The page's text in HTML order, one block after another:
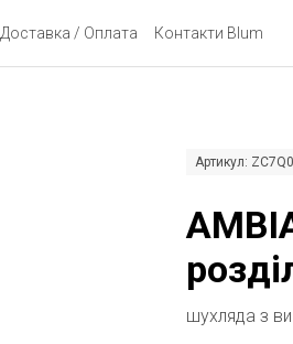
Доставка / Оплата Контакти Blum
Артикул:
шухляда з